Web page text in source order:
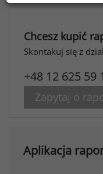
Chcesz kupić
Skontakuj się z
+48 12 625 59
Zapytaj o
Aplikacja